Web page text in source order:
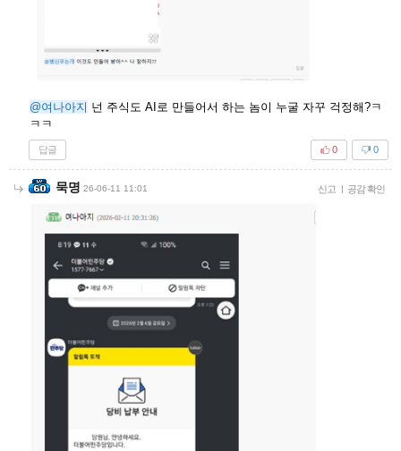
@여나아지 넌 주식도 AI로 만들어서 하는 놈이 누굴 자꾸 걱정해?ㅋ
ㅋㅋ
답글 0
0
묵명 26-06-11 11:01 신고 | 공감 확인